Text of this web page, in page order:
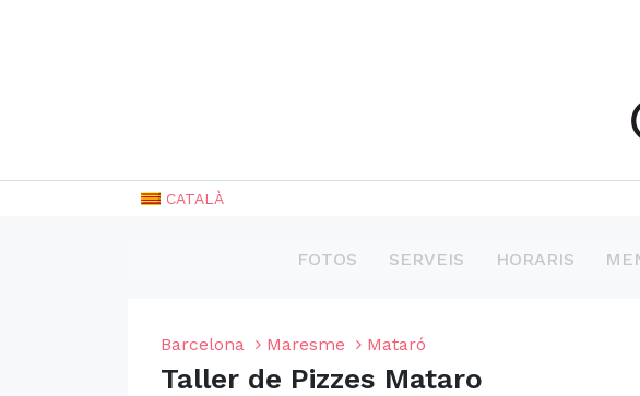
CATALÀ
FOTOS SERVEIS HORARIS
Barcelona Maresme Mataró
Taller de Pizzes Mataro